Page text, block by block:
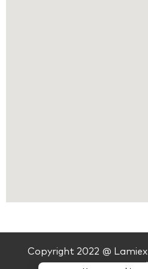
Copyright 2022 @